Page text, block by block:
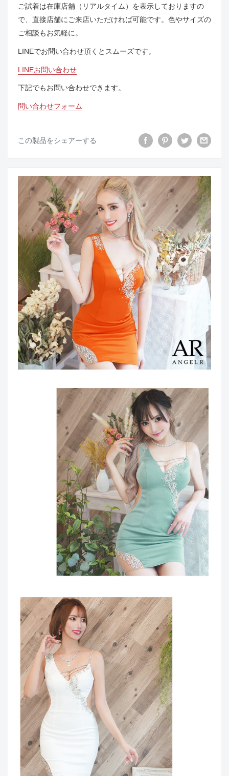
ご試着は在庫店舗（リアルタイム）を表示しておりますの
で、直接店舗にご来店いただければ可能です。色やサイズの
ご相談もお気軽に。
LINEでお問い合わせ頂くとスムーズです。
LINEお問い合わせ
下記でもお問い合わせできます。
問い合わせフォーム
この製品をシェアーする